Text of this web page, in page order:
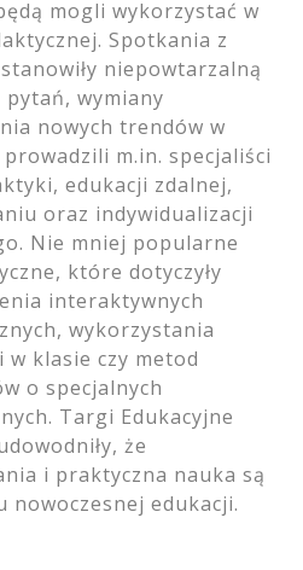
mogli wykorzystać w
Spotkania z
niepowtarzalną
wymiany
nowych trendów w
m.in. specjaliści
edukacji zdalnej,
oraz indywidualizacji
Nie mniej popularne
które dotyczyły
interaktywnych
wykorzystania
klasie czy metod
o specjalnych
Targi Edukacyjne
że
i praktyczna nauka są
nowoczesnej edukacji.